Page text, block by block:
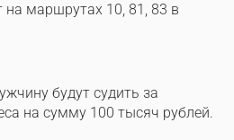
на маршрутах 10, 81, 83 в
будут судить за
на сумму 100 тысяч рублей.